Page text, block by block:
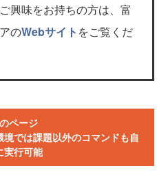
興味をお持ちの方は、富
のWebサイト をご覧くだ
ページ
では課題以外のコマンドも自
実行可能